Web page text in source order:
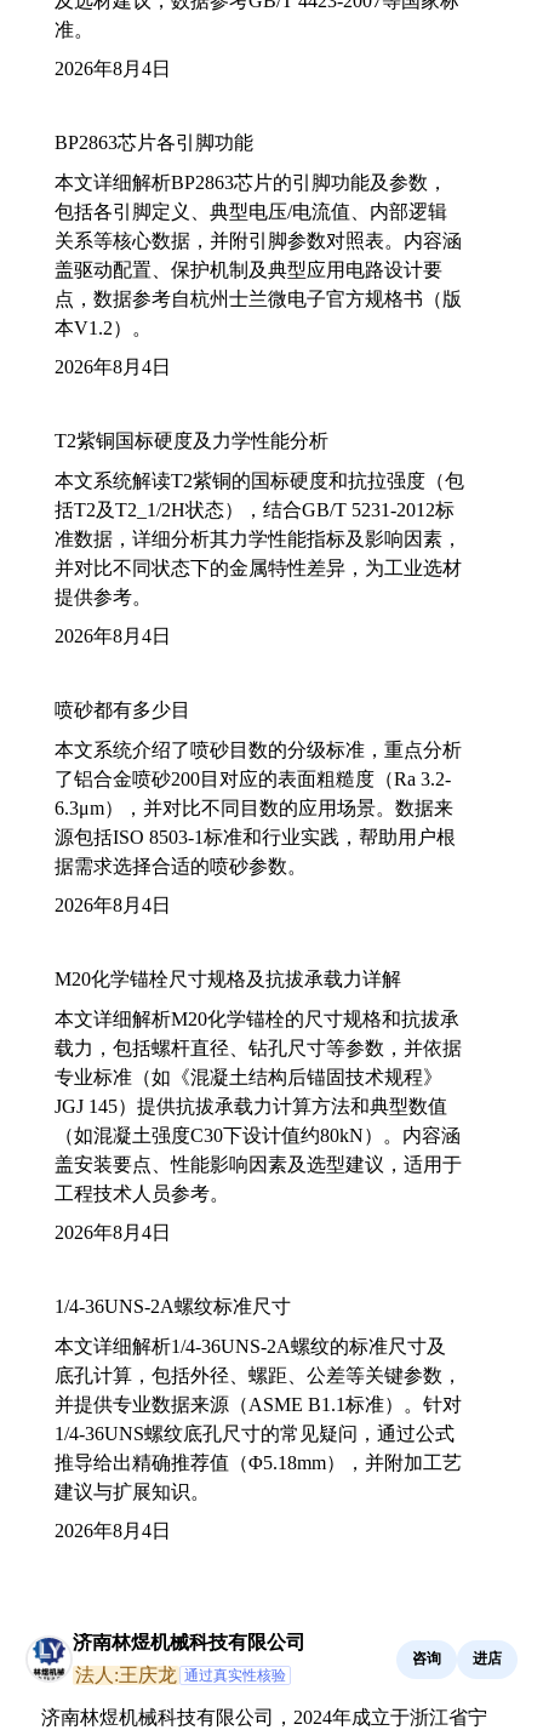
准。
2026年8月4日
BP2863芯片各引脚功能
本文详细解析BP2863芯片的引脚功能及参数，
包括各引脚定义、典型电压/电流值、内部逻辑
关系等核心数据，并附引脚参数对照表。内容涵
盖驱动配置、保护机制及典型应用电路设计要
点，数据参考自杭州士兰微电子官方规格书（版
本V1.2）。
2026年8月4日
T2紫铜国标硬度及力学性能分析
本文系统解读T2紫铜的国标硬度和抗拉强度（包
括T2及T2_1/2H状态），结合GB/T 5231-2012标
准数据，详细分析其力学性能指标及影响因素，
并对比不同状态下的金属特性差异，为工业选材
提供参考。
2026年8月4日
喷砂都有多少目
本文系统介绍了喷砂目数的分级标准，重点分析
了铝合金喷砂200目对应的表面粗糙度（Ra 3.2-
6.3μm），并对比不同目数的应用场景。数据来
源包括ISO 8503-1标准和行业实践，帮助用户根
据需求选择合适的喷砂参数。
2026年8月4日
M20化学锚栓尺寸规格及抗拔承载力详解
本文详细解析M20化学锚栓的尺寸规格和抗拔承
载力，包括螺杆直径、钻孔尺寸等参数，并依据
专业标准（如《混凝土结构后锚固技术规程》
JGJ 145）提供抗拔承载力计算方法和典型数值
（如混凝土强度C30下设计值约80kN）。内容涵
盖安装要点、性能影响因素及选型建议，适用于
工程技术人员参考。
2026年8月4日
1/4-36UNS-2A螺纹标准尺寸
本文详细解析1/4-36UNS-2A螺纹的标准尺寸及
底孔计算，包括外径、螺距、公差等关键参数，
并提供专业数据来源（ASME B1.1标准）。针对
1/4-36UNS螺纹底孔尺寸的常见疑问，通过公式
推导给出精确推荐值（Φ5.18mm），并附加工艺
建议与扩展知识。
2026年8月4日
济南林煜机械科技有限公司
法人:王庆龙 通过真实性核验
咨询 进店
济南林煜机械科技有限公司，2024年成立于浙江省宁